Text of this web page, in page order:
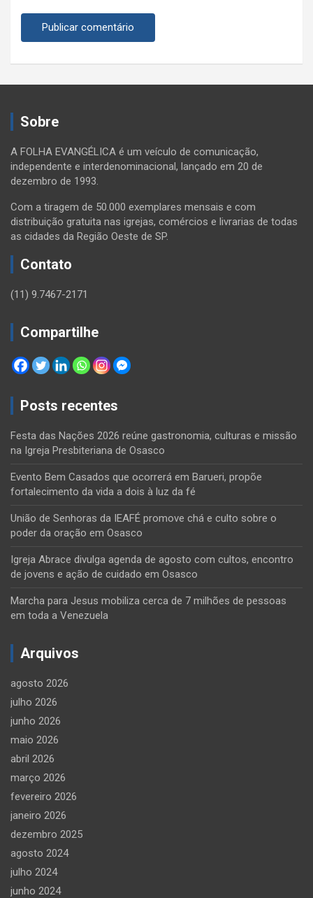
Sobre
A FOLHA EVANGÉLICA é um veículo de comunicação,
independente e interdenominacional, lançado em 20 de
dezembro de 1993.
Com a tiragem de 50.000 exemplares mensais e com
distribuição gratuita nas igrejas, comércios e livrarias de todas
as cidades da Região Oeste de SP.
Contato
(11) 9.7467-2171
Compartilhe
Posts recentes
Festa das Nações 2026 reúne gastronomia, culturas e missão
na Igreja Presbiteriana de Osasco
Evento Bem Casados que ocorrerá em Barueri, propõe
fortalecimento da vida a dois à luz da fé
União de Senhoras da IEAFÉ promove chá e culto sobre o
poder da oração em Osasco
Igreja Abrace divulga agenda de agosto com cultos, encontro
de jovens e ação de cuidado em Osasco
Marcha para Jesus mobiliza cerca de 7 milhões de pessoas
em toda a Venezuela
Arquivos
agosto 2026
julho 2026
junho 2026
maio 2026
abril 2026
março 2026
fevereiro 2026
janeiro 2026
dezembro 2025
agosto 2024
julho 2024
junho 2024